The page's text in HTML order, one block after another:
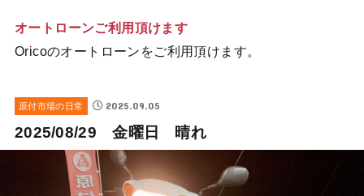
オートローンご利用頂けます
Oricoのオートローンをご利用頂けます。
原付市場の日常 2025.09.05
2025/08/29 金曜日 晴れ